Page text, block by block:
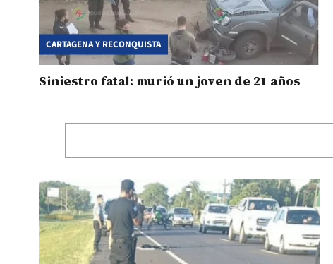
CARTAGENA Y RECONQUISTA
Siniestro fatal: murió un joven de 21 años